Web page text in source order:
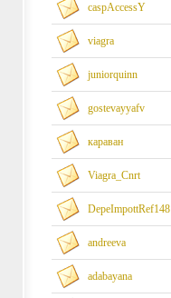
caspAccessY
viagra
juniorquinn
gostevayyafv
караван
Viagra_Cnrt
DepeImpottRef148
andreeva
adabayana